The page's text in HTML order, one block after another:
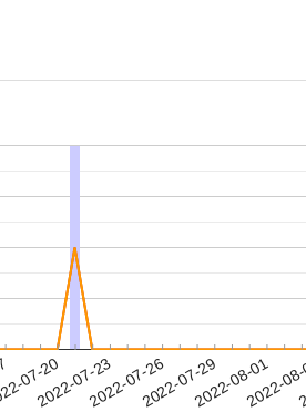
07-20
2022-07-232022-07-262022-07-292022-08-01
2022-